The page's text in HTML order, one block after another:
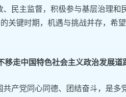
民主监督，积极参与基层治理和
关键时期，机遇与挑战并存，希
移走中国特色社会主义政治发展道
产党同心同德、团结奋斗，是多